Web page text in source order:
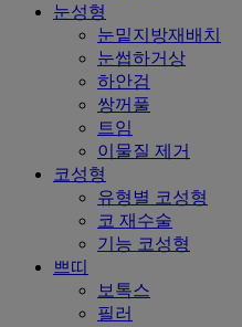
눈성형
눈밑지방재배치
눈썹하거상
하안검
쌍꺼풀
트임
이물질 제거
코성형
유형별 코성형
코 재수술
기능 코성형
쁘띠
보톡스
필러